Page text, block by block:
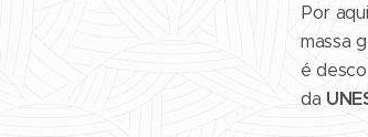
Por
massa
é
da